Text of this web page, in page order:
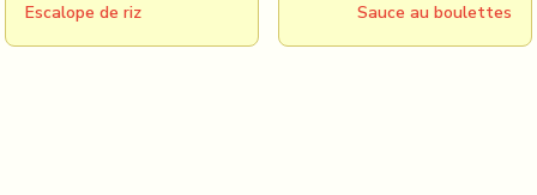
Escalope de riz Sauce au boulettes